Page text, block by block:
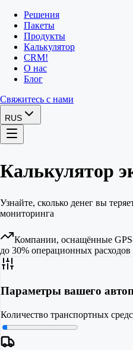
Решения
Пакеты
Продукты
Калькулятор
CRM!
О нас
Блог
Свяжитесь с нами
RUS
Калькулятор
Узнайте, сколько денег вы
мониторинга
Компании, оснащённые
до 30% операционных
Параметры вашего
Количество транспортных